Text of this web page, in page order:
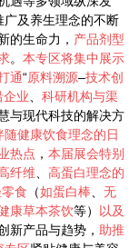
广及养生理念的不断
的生命力， 产品剂型
。 本专区将集中展示
通“原料溯源–技术创
企业
科研机构与渠
与现代科技的解决方
随健康饮食理念的日
热点 ， 本届展会特别
纤维
高蛋白理念的
食 （如蛋白棒
无
康草本茶饮等）
以及
新产品与趋势， 助推